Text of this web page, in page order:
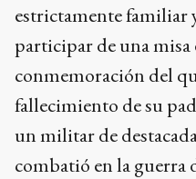
estrictamente familiar
participar de una misa
conmemoración del
fallecimiento de su
un militar de
combatió en la guerra